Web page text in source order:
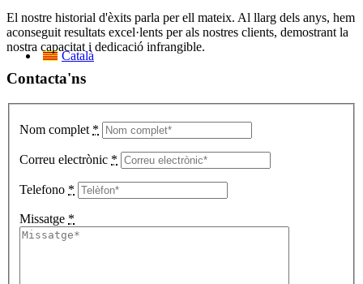
Català
El nostre historial d'èxits parla per ell mateix. Al llarg dels anys, hem
aconseguit resultats excel·lents per als nostres clients, demostrant la
nostra capacitat i dedicació infrangible.
Contacta'ns
Nom complet *
Correu electrònic *
Telefono *
Missatge *